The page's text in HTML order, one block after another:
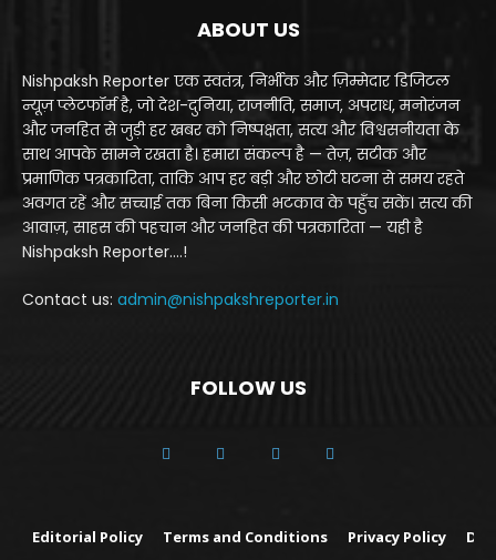
ABOUT US
Nishpaksh Reporter एक स्वतंत्र, निर्भीक और ज़िम्मेदार डिजिटल
न्यूज़ प्लेटफॉर्म है, जो देश-दुनिया, राजनीति, समाज, अपराध, मनोरंजन
और जनहित से जुड़ी हर खबर को निष्पक्षता, सत्य और विश्वसनीयता के
साथ आपके सामने रखता है। हमारा संकल्प है — तेज़, सटीक और
प्रमाणिक पत्रकारिता, ताकि आप हर बड़ी और छोटी घटना से समय रहते
अवगत रहें और सच्चाई तक बिना किसी भटकाव के पहुँच सकें। सत्य की
आवाज़, साहस की पहचान और जनहित की पत्रकारिता — यही है
Nishpaksh Reporter....!
Contact us: admin@nishpakshreporter.in
FOLLOW US
Editorial Policy Terms and Conditions Privacy Policy